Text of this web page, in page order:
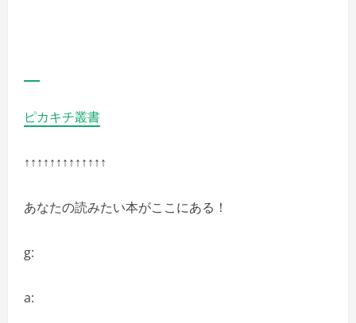
ピカキチ叢書
↑↑↑↑↑↑↑↑↑↑↑↑↑
あなたの読みたい本がここにある！
g:
a: